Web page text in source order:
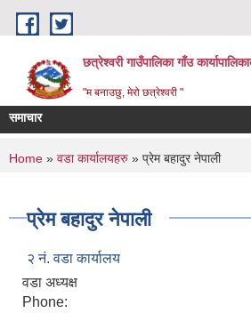
Skip to main content
छत्रेश्वरी गाउँपालिका गाँउ
"म बनाउछु, मेरो छत्रेश्वरी "
समाचार
You are here
Home » वडा कार्यालयहरु » प्रेम बहादुर नेपाली
प्रेम बहादुर नेपाली
२ नं. वडा कार्यालय
वडा अध्यक्ष
Phone: